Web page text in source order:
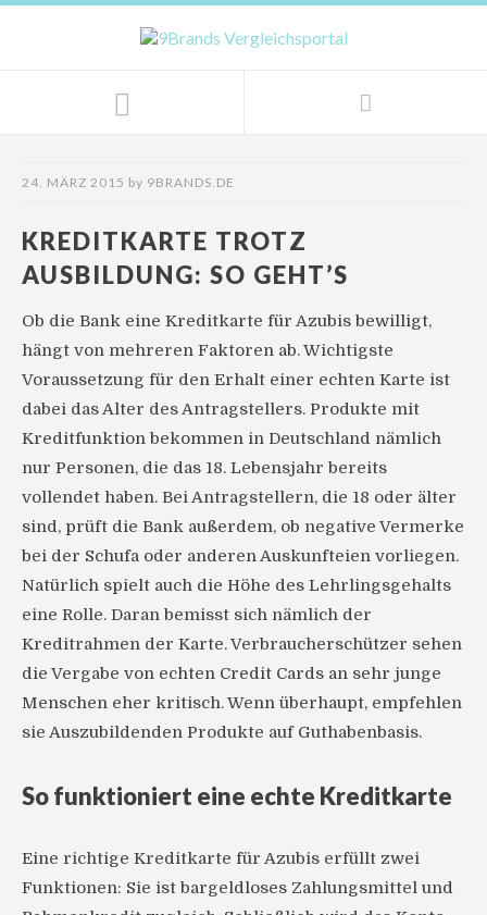
24. MÄRZ 2015 by 9BRANDS.DE
KREDITKARTE TROTZ
AUSBILDUNG: SO GEHT’S
Ob die Bank eine Kreditkarte für Azubis bewilligt,
hängt von mehreren Faktoren ab. Wichtigste
Voraussetzung für den Erhalt einer echten Karte ist
dabei das Alter des Antragstellers. Produkte mit
Kreditfunktion bekommen in Deutschland nämlich
nur Personen, die das 18. Lebensjahr bereits
vollendet haben. Bei Antragstellern, die 18 oder älter
sind, prüft die Bank außerdem, ob negative Vermerke
bei der Schufa oder anderen Auskunfteien vorliegen.
Natürlich spielt auch die Höhe des Lehrlingsgehalts
eine Rolle. Daran bemisst sich nämlich der
Kreditrahmen der Karte. Verbraucherschützer sehen
die Vergabe von echten Credit Cards an sehr junge
Menschen eher kritisch. Wenn überhaupt, empfehlen
sie Auszubildenden Produkte auf Guthabenbasis.
So funktioniert eine echte Kreditkarte
Eine richtige Kreditkarte für Azubis erfüllt zwei
Funktionen: Sie ist bargeldloses Zahlungsmittel und